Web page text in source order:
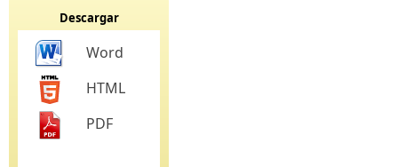
Descargar
Word
HTML
PDF